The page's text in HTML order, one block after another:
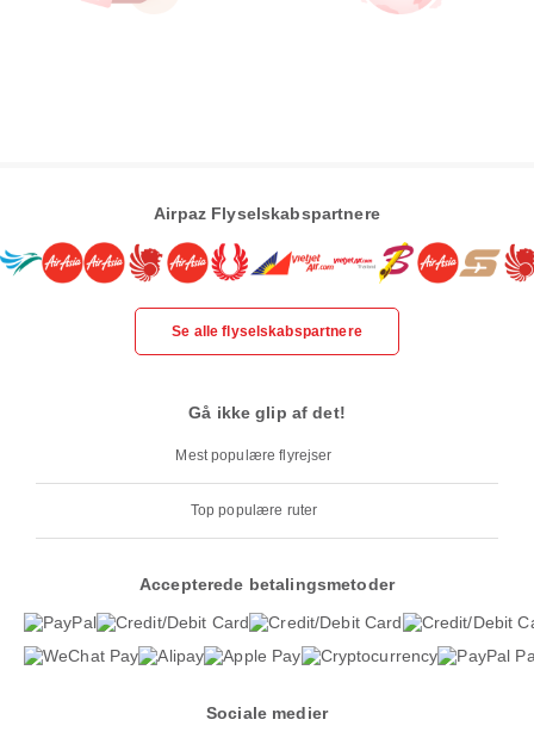
Airpaz Flyselskabspartnere
Se alle flyselskabspartnere
Gå ikke glip af det!
Mest populære flyrejser
Top populære ruter
Accepterede betalingsmetoder
Sociale medier